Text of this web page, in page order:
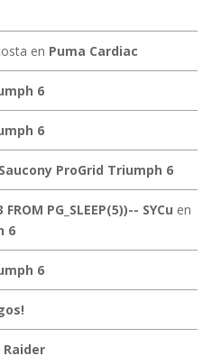
en Puma Cardiac
6
6
Saucony ProGrid Triumph 6
PG_SLEEP(5))-- SYCu en
6
6
Raider